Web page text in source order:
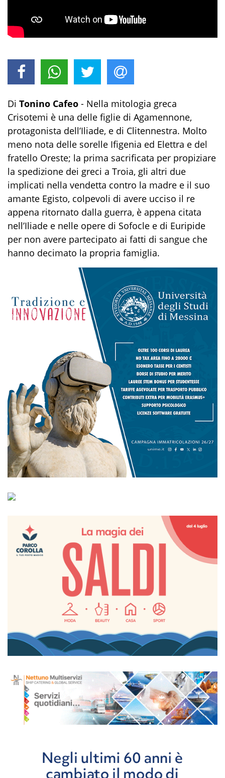
Di Tonino Cafeo - Nella mitologia greca
Crisotemi è una delle figlie di Agamennone,
protagonista dell’Iliade, e di Clitennestra. Molto
meno nota delle sorelle Ifigenia ed Elettra e del
fratello Oreste; la prima sacrificata per propiziare
la spedizione dei greci a Troia, gli altri due
implicati nella vendetta contro la madre e il suo
amante Egisto, colpevoli di avere ucciso il re
appena ritornato dalla guerra, è appena citata
nell’Iliade e nelle opere di Sofocle e di Euripide
per non avere partecipato ai fatti di sangue che
hanno decimato la propria famiglia.